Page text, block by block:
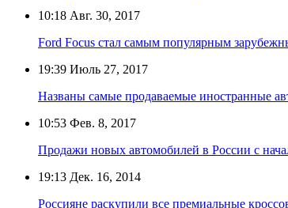
10:18 Авг. 30, 2017
Ford Focus стал самым популярным
19:39 Июль 27, 2017
Названы самые продаваемые иностранные
10:53 Фев. 8, 2017
Продажи новых автомобилей в России с
19:13 Дек. 16, 2014
Россияне раскупили все премиальные